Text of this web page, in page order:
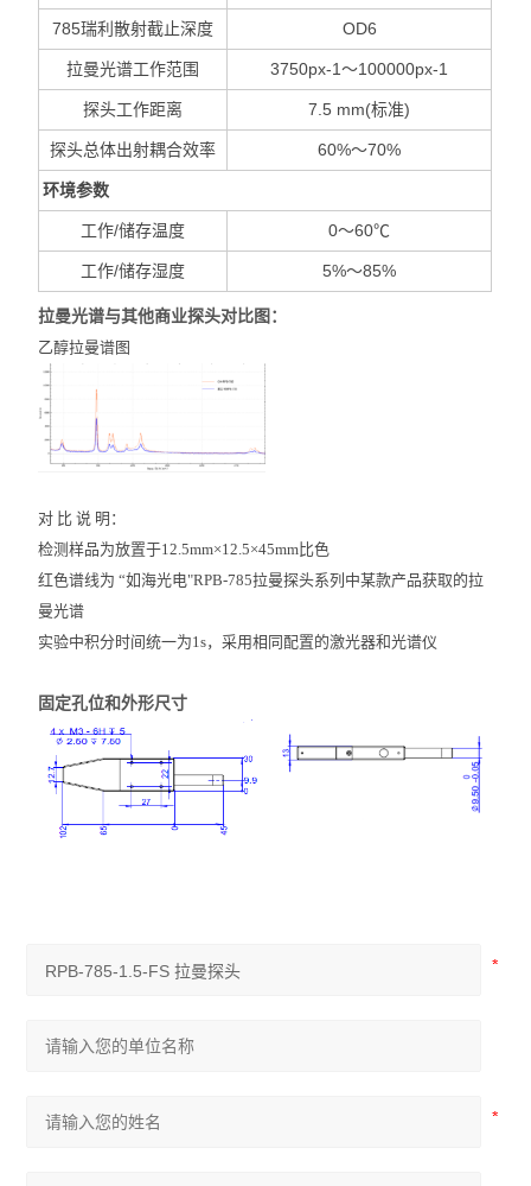
785瑞利散射截止深度 OD6
拉曼光谱工作范围 3750px-1～100000px-1
探头工作距离 7.5 mm(标准)
探头总体出射耦合效率 60%～70%
环境参数
工作/储存温度 0～60℃
工作/储存湿度 5%～85%
拉曼光谱与其他商业探头对比图：
乙醇拉曼谱图
对 比 说 明：
检测样品为放置于12.5mm×12.5×45mm比色
红色谱线为 “如海光电"RPB-785拉曼探头系列中某款产品获取的拉
曼光谱
实验中积分时间统一为1s，采用相同配置的激光器和光谱仪
固定孔位和外形尺寸